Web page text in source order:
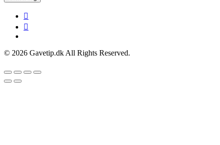
© 2026 Gavetip.dk All Rights Reserved.